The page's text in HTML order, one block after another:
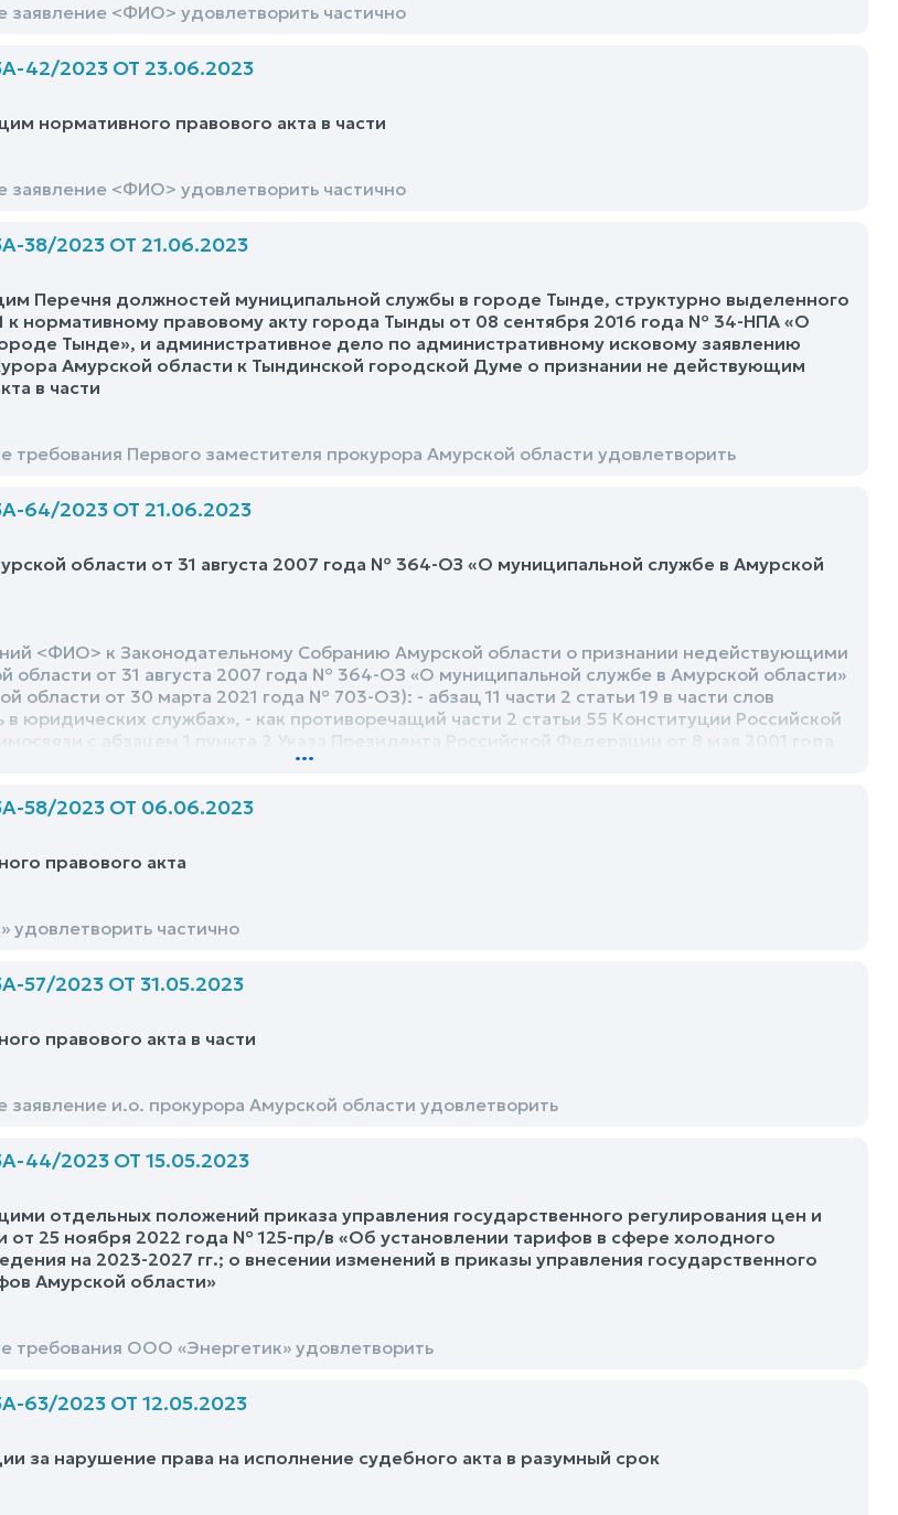
заявление <ФИО> удовлетворить частично
2023 ОТ 23.06.2023
нормативного правового акта в части
заявление <ФИО> удовлетворить частично
2023 ОТ 21.06.2023
Перечня должностей муниципальной службы в городе Тынде, структурно выделенного
к нормативному правовому акту города Тынды от 08 сентября 2016 года № 34-НПА «О
Тынде», и административное дело по административному исковому заявлению
Амурской области к Тындинской городской Думе о признании не действующим
в части
Первого заместителя прокурора Амурской области удовлетворить
2023 ОТ 21.06.2023
области от 31 августа 2007 года № 364-ОЗ «О муниципальной службе в Амурской
<ФИО> к Законодательному Собранию Амурской области о признании недействующими
области от 31 августа 2007 года № 364-ОЗ «О муниципальной службе в Амурской области»
области от 30 марта 2021 года № 703-ОЗ): - абзац 11 части 2 статьи 19 в части слов
службах», - как противоречащий части 2 статьи 55 Конституции Российской
с абзацем 1 пункта 2 Указа Президента Российской Федерации от 8 мая 2001 года
укреплению юридических служб государственных органов», имеющим большую
местного самоуправления в Российской Федерации», пунктом 5 статьи 5 Федерального
№ 25-ФЗ «О муниципальной службе в Российской Федерации», пунктом 5 статьи 7
июля 2004 года № 79-ФЗ «О государственной гражданской службе Российской Федерации»,
15 Закона Амурской области от 13 декабря 2006 года № 261-03 «О государственной
области» (в редакции Закона Амурской области от 7 июля 2022 № 129-ОЗ)
...
2023 ОТ 06.06.2023
правового акта
частично
2023 ОТ 31.05.2023
правового акта в части
и.о. прокурора Амурской области удовлетворить
2023 ОТ 15.05.2023
отдельных положений приказа управления государственного регулирования цен и
от 25 ноября 2022 года № 125-пр/в «Об установлении тарифов в сфере холодного
на 2023-2027 гг.; о внесении изменений в приказы управления государственного
Амурской области»
требования ООО «Энергетик» удовлетворить
2023 ОТ 12.05.2023
за нарушение права на исполнение судебного акта в разумный срок